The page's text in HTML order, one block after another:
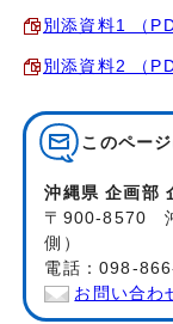
別添資料1 （
別添資料2 （
このペー
沖縄県 企画部
〒900-8570
側）
電話：098-
お問い合わ